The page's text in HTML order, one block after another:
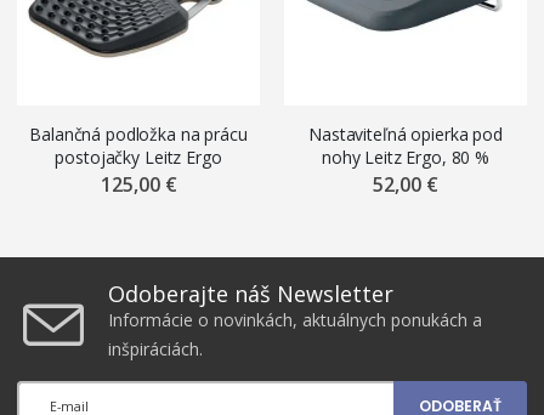
Balančná podložka na prácu
postojačky Leitz Ergo
125,00 €
Nastaviteľná opierka pod
nohy Leitz Ergo, 80 %
recyklovaný plast, tmavosivá
52,00 €
Odoberajte náš Newsletter
Informácie o novinkách, aktuálnych ponukách a
inšpiráciách.
ODOBERAŤ